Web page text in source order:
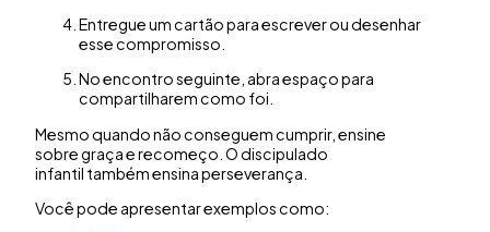
Entregue um cartão para escrever ou desenhar
esse compromisso.
No encontro seguinte, abra espaço para
compartilharem como foi.
Mesmo quando não conseguem cumprir, ensine
sobre graça e recomeço. O discipulado
infantil também ensina perseverança.
Você pode apresentar exemplos como: